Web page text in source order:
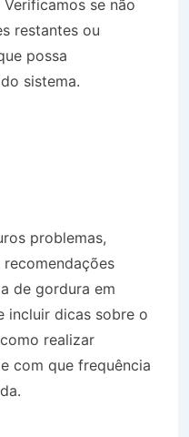
se não
restantes ou
possa
sistema.
problemas,
de gordura em
incluir dicas sobre o
realizar
com que frequência